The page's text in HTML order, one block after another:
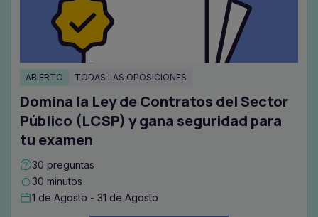
ABIERTO TODAS LAS OPOSICIONES
Domina la Ley de Contratos del Sector
Público (LCSP) y gana seguridad para
tu examen
30 preguntas
30 minutos
1 de Agosto - 31 de Agosto